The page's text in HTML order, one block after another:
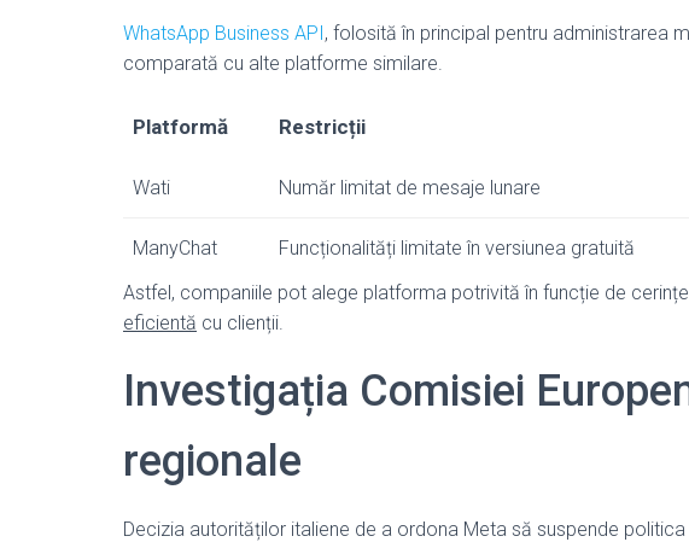
WhatsApp Business API, folosită în principal pentru administrarea
comparată cu alte platforme similare.
Platformă Restricții
Wati Număr limitat de mesaje lunare
ManyChat Funcționalități limitate în versiunea gratuită
Astfel, companiile pot alege platforma potrivită în funcție de
eficientă cu clienții.
Investigația Comisiei
regionale
Decizia autorităților italiene de a ordona Meta să suspende